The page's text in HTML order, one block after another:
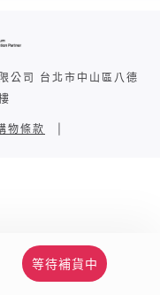
等待補貨中
司 台北市中山區八德
物條款